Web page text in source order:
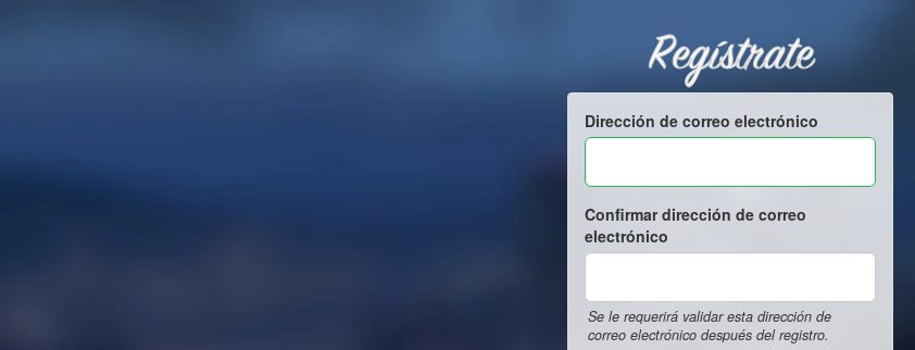
Regístrate
Dirección de correo electrónico
Confirmar dirección de correo
electrónico
Se le requerirá validar esta dirección de
correo electrónico después del registro.